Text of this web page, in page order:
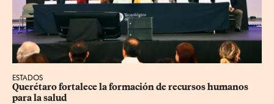
ESTADOS
Querétaro fortalece la formación de recursos humanos
para la salud